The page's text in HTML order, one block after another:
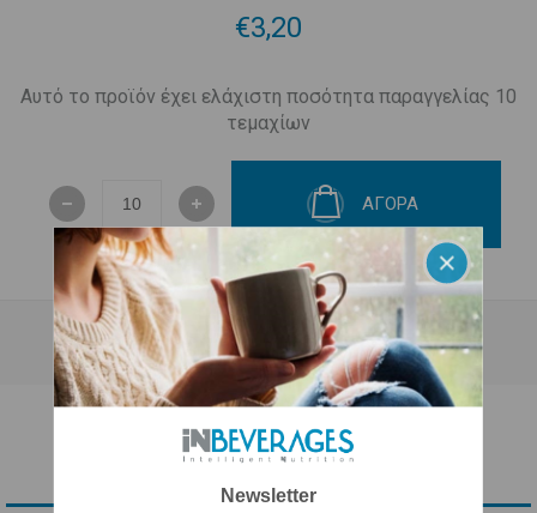
€3,20
Αυτό το προϊόν έχει ελάχιστη ποσότητα παραγγελίας 10
τεμαχίων
ΑΓΟΡΑ
ΠΕΡΙΓΡΑΦΗ
Newsletter